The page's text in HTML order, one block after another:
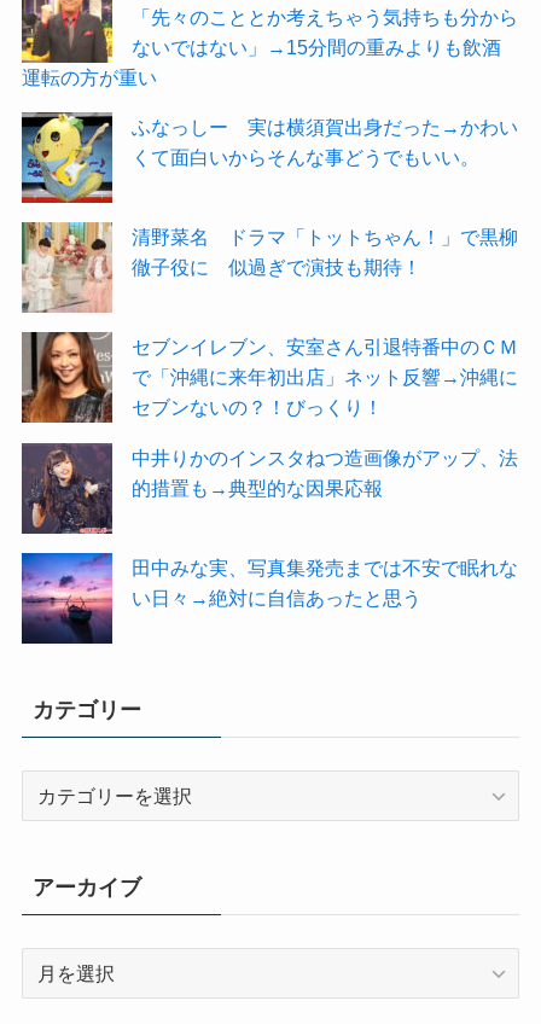
「先々のこととか考えちゃう気持ちも分から
ないではない」→15分間の重みよりも飲酒
運転の方が重い
ふなっしー 実は横須賀出身だった→かわい
くて面白いからそんな事どうでもいい。
清野菜名 ドラマ「トットちゃん！」で黒柳
徹子役に 似過ぎで演技も期待！
セブンイレブン、安室さん引退特番中のＣＭ
で「沖縄に来年初出店」ネット反響→沖縄に
セブンないの？！びっくり！
中井りかのインスタねつ造画像がアップ、法
的措置も→典型的な因果応報
田中みな実、写真集発売までは不安で眠れな
い日々→絶対に自信あったと思う
カテゴリー
リ
ー
アーカイブ